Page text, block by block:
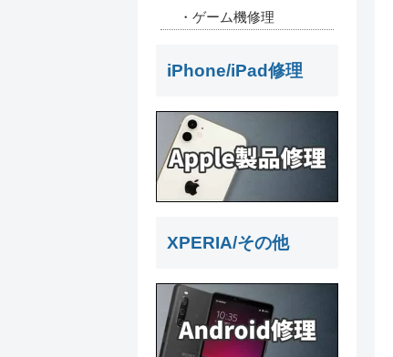
・ゲーム機修理
iPhone/iPad修理
XPERIA/その他